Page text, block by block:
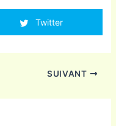
Twitter
SUIVANT